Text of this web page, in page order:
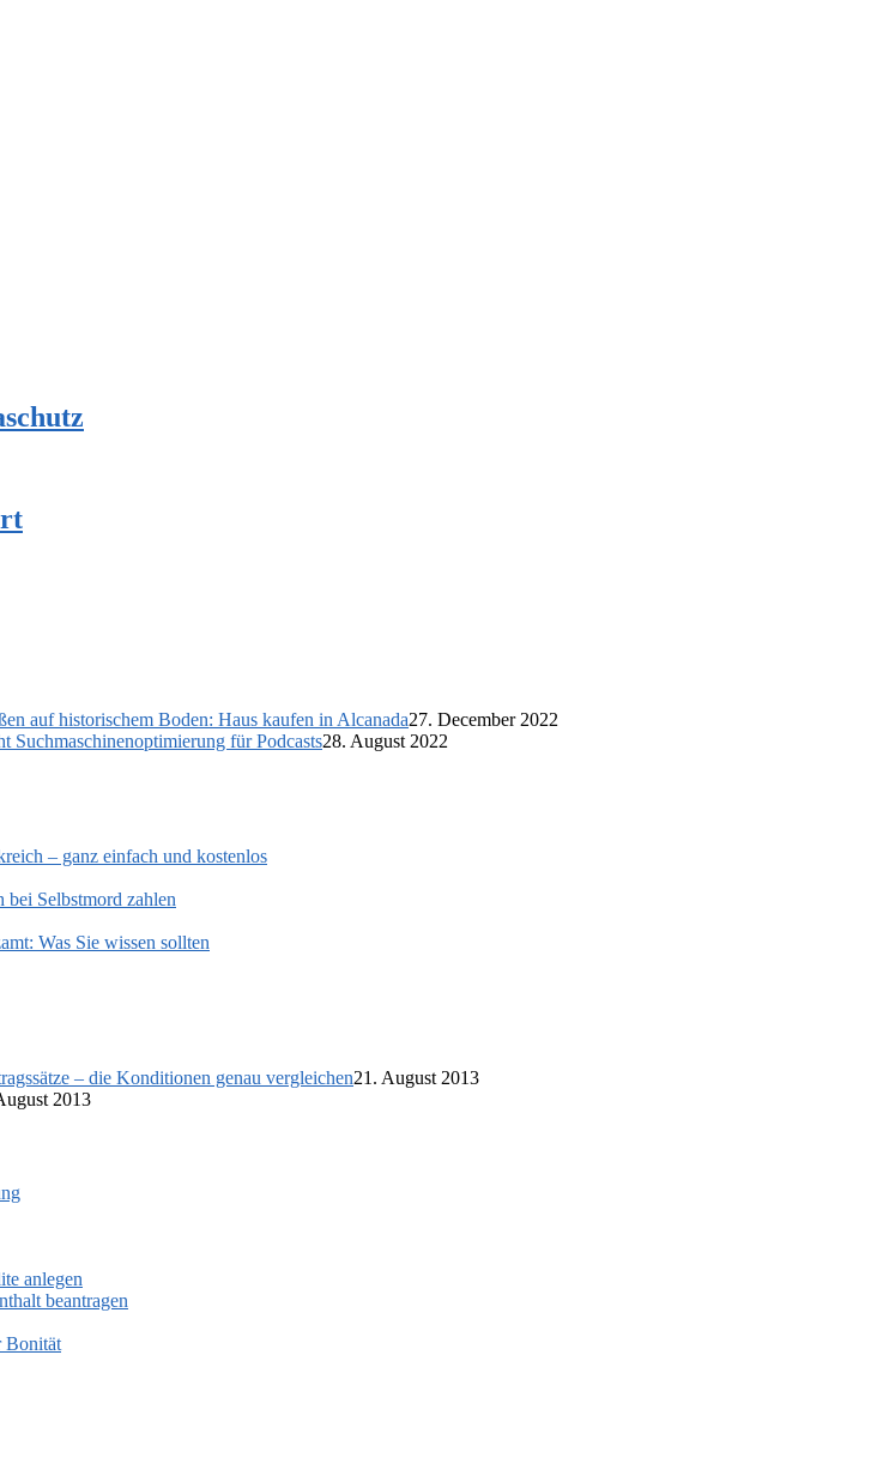
auf historischem Boden: Haus kaufen in Alcanada27. December 2022
Suchmaschinenoptimierung für Podcasts28. August 2022
– ganz einfach und kostenlos
bei Selbstmord zahlen
Was Sie wissen sollten
– die Konditionen genau vergleichen21. August 2013
2013
anlegen
beantragen
Bonität